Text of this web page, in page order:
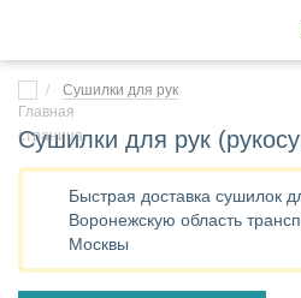
Сушилки для рук
Сушилки для рук
Быстрая доставка сушилок
Воронежскую область
Москвы